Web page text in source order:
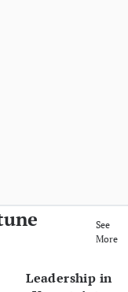
See
More
Leadership in